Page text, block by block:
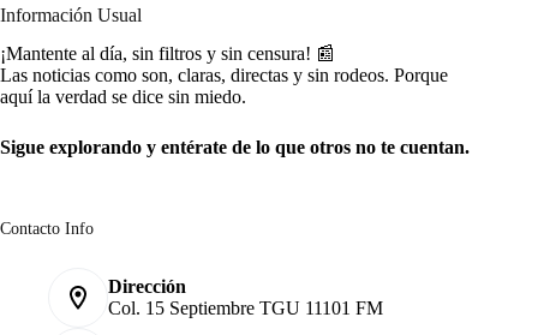
Información Usual
¡Mantente al día, sin filtros y sin censura! 📰
Las noticias como son, claras, directas y sin rodeos. Porque
aquí la verdad se dice sin miedo.
Sigue explorando y entérate de lo que otros no te cuentan.
Contacto Info
Dirección
Col. 15 Septiembre TGU 11101 FM